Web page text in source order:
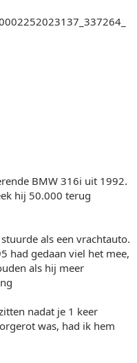
BMW 316i uit 1992.
hij 50.000 terug
als een vrachtauto.
had gedaan viel het mee,
als hij meer
nadat je 1 keer
was, had ik hem